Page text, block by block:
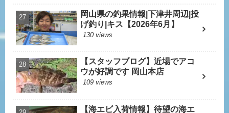
岡山県の釣果情報|下津井周辺|投
げ釣り|キス【2026年6月】
130 views
【スタッフブログ】近場でアコ
ウが好調です 岡山本店
109 views
【海エビ入荷情報】待望の海エ